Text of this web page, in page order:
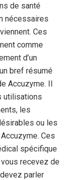
de santé
nécessaires
Ces
comme
d’un
bref résumé
Accuzyme. Il
utilisations
les
ou les
Ces
spécifique
recevez de
parler